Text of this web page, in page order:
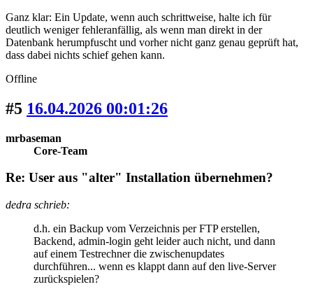
Ganz klar: Ein Update, wenn auch schrittweise, halte ich für
deutlich weniger fehleranfällig, als wenn man direkt in der
Datenbank herumpfuscht und vorher nicht ganz genau geprüft hat,
dass dabei nichts schief gehen kann.
Offline
#5 16.04.2026 00:01:26
mrbaseman
Core-Team
Re: User aus "alter" Installation übernehmen?
dedra schrieb:
d.h. ein Backup vom Verzeichnis per FTP erstellen,
Backend, admin-login geht leider auch nicht, und dann
auf einem Testrechner die zwischenupdates
durchführen... wenn es klappt dann auf den live-Server
zurückspielen?